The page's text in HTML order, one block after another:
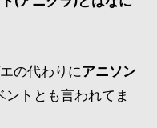
の代わりにアニソン
ントとも言われてま